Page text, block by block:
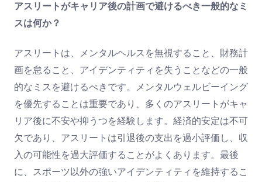
アスリートがキャリア後の計画で避けるべき一般的なミ
スは何か？
アスリートは、メンタルヘルスを無視すること、財務計
画を怠ること、アイデンティティを失うことなどの一般
的なミスを避けるべきです。メンタルウェルビーイング
を優先することは重要であり、多くのアスリートがキャ
リア後に不安や抑うつを経験します。経済的安定は不可
欠であり、アスリートは引退後の支出を過小評価し、収
入の可能性を過大評価することがよくあります。最後
に、スポーツ以外の強いアイデンティティを維持するこ